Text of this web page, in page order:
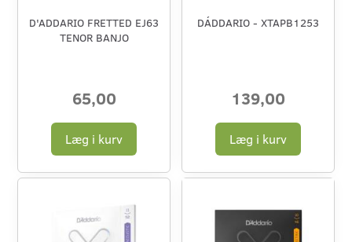
D'ADDARIO FRETTED EJ63
TENOR BANJO
65,00
Læg i kurv
DÁDDARIO - XTAPB1253
139,00
Læg i kurv